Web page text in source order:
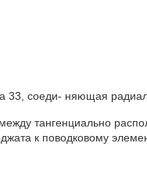
33, соеди- няющая
тангенциально
к поводковому